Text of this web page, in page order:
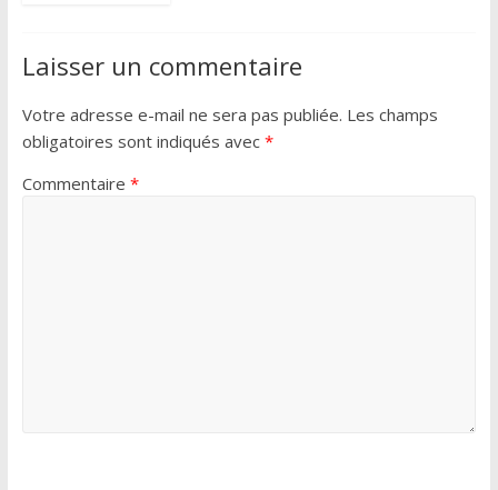
Laisser un commentaire
Votre adresse e-mail ne sera pas publiée. Les champs
obligatoires sont indiqués avec *
Commentaire *